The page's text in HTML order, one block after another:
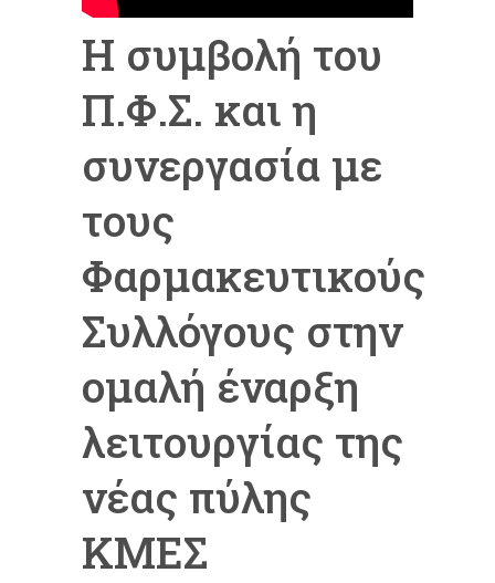
Η συμβολή του
Π.Φ.Σ. και η
συνεργασία με
τους
Φαρμακευτικούς
Συλλόγους στην
ομαλή έναρξη
λειτουργίας της
νέας πύλης
ΚΜΕΣ